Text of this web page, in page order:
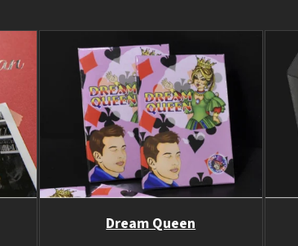
Dream Queen